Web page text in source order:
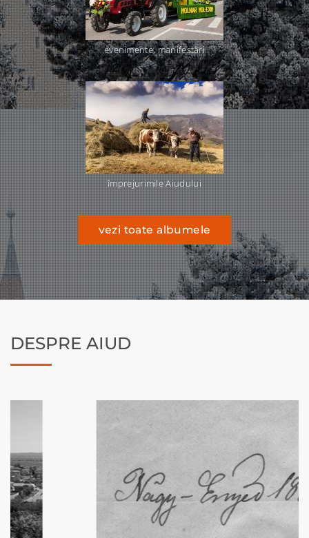
evenimente, manifestări
împrejurimile Aiudului
vezi toate albumele
DESPRE AIUD